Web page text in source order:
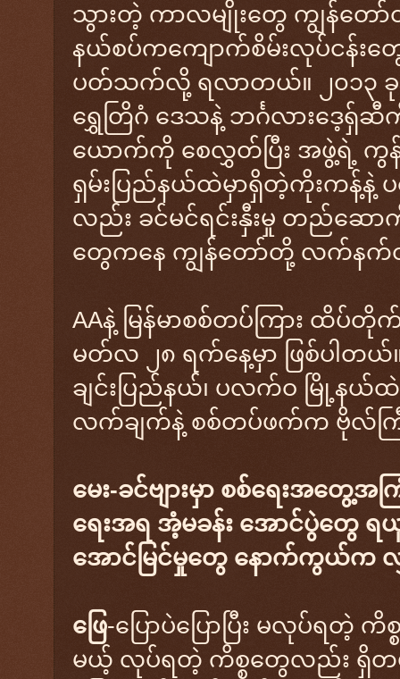
သွားတဲ့ ကာလမျိုးတွေ ကျွန်တေ
နယ်စပ်ကကျောက်စိမ်းလုပ်ငန်းတွ
ပတ်သက်လို့ ရလာတယ်။ ၂၀၁၃ ခု
ရွှေတြိဂံ ဒေသနဲ့ ဘင်္ဂလားဒေ့ရှ်
ယောက်ကို စေလွှတ်ပြီး အဖွဲ့ရဲ့ ကွ
ရှမ်းပြည်နယ်ထဲမှာရှိတဲ့ကိုးကန့်နဲ့
လည်း ခင်မင်ရင်းနှီးမှု တည်ဆေ
တွေကနေ ကျွန်တော်တို့ လက်နက်
AAနဲ့ မြန်မာစစ်တပ်ကြား ထိပ်
မတ်လ ၂၈ ရက်နေ့မှာ ဖြစ်ပါတယ်။
ချင်းပြည်နယ်၊ ပလက်ဝ မြို့နယ်ထဲ
လက်ချက်နဲ့ စစ်တပ်ဖက်က ဗိုလ်က
မေး-ခင်ဗျားမှာ စစ်ရေးအတွေ့
ရေးအရ အံ့မခန်း အောင်ပွဲတွေ ရ
အောင်မြင်မှုတွေ နောက်ကွယ်က လ
ဖြေ-ပြောပဲပြောပြီး မလုပ်ရတဲ့
မယ့် လုပ်ရတဲ့ ကိစ္စတွေလည်း ရှိတယ်